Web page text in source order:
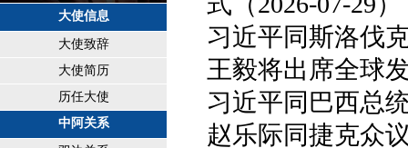
大使信息
大使致辞
大使简历
历任大使
中阿关系
习近平同斯洛伐
王毅将出席全球
习近平同巴西总
赵乐际同捷克众